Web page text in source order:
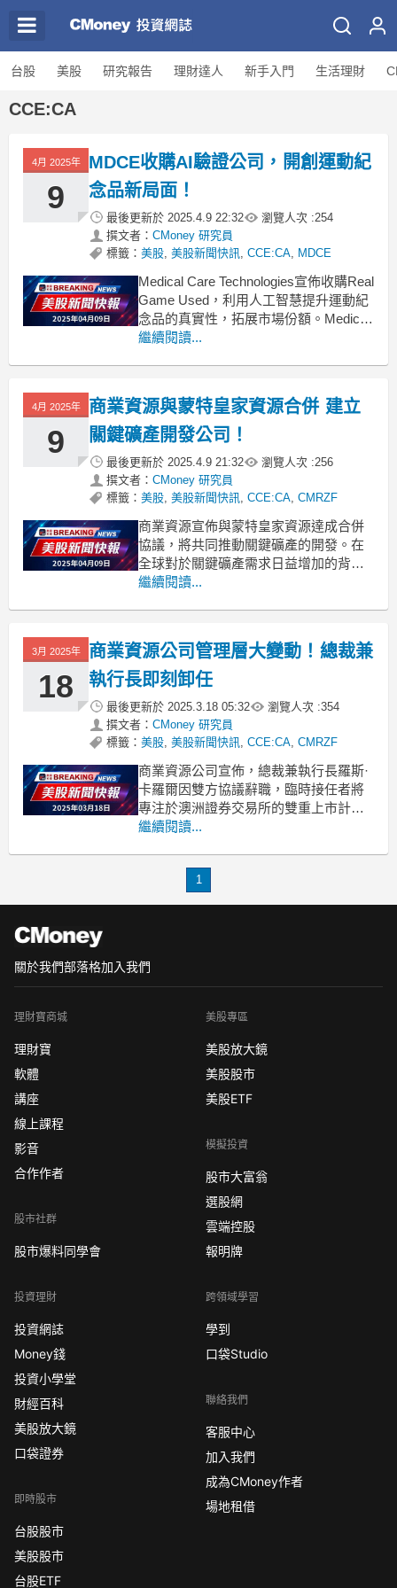
台股 美股 研究報告 理財達人 新手入門 生活理財
CCE:CA
4月 2025年
9
MDCE收購AI驗證公司，開創運動紀
念品新局面！
最後更新於 2025.4.9 22:32 瀏覽人次 :254
撰文者： CMoney 研究員
標籤： 美股, 美股新聞快訊, CCE:CA, MDCE
Medical Care Technologies宣佈收購Real
Game Used，利用人工智慧提升運動紀
念品的真實性，拓展市場份額。Medical
Care Technologies (MDCE) 在週三宣佈
Used（RGU）
繼續閱讀...
4月 2025年
9
商業資源與蒙特皇家資源合併 建立
關鍵礦產開發公司！
最後更新於 2025.4.9 21:32 瀏覽人次 :256
撰文者： CMoney 研究員
標籤： 美股, 美股新聞快訊, CCE:CA, CMRZF
商業資源宣佈與蒙特皇家資源達成合併
協議，將共同推動關鍵礦產的開發。在
全球對於關鍵礦產需求日益增加的背景
下，商業資源（Commerce
訂了最終安排協議，計劃進行企業合
併。根據該協議，蒙特皇家資源將收購
商業
繼續閱讀...
3月 2025年
18
商業資源公司管理層大變動！總裁兼
執行長即刻卸任
最後更新於 2025.3.18 05:32 瀏覽人次 :354
撰文者： CMoney 研究員
標籤： 美股, 美股新聞快訊, CCE:CA, CMRZF
商業資源公司宣佈，總裁兼執行長羅斯·
卡羅爾因雙方協議辭職，臨時接任者將
專注於澳洲證券交易所的雙重上市計
畫。商業資源公司（TSXV:CCE:CA）今
務。這一決定引發市場關注，因為該公
繼續閱讀...
1
關於我們部落格加入我們
理財寶商城
理財寶
軟體
講座
線上課程
影音
合作作者
股市社群
股市爆料同學會
投資理財
投資網誌
Money錢
投資小學堂
財經百科
美股放大鏡
口袋證券
即時股市
台股股市
美股股市
台股ETF
美股專區
美股放大鏡
美股股市
美股ETF
模擬投資
股市大富翁
選股網
雲端控股
報明牌
跨領域學習
學到
口袋Studio
聯絡我們
客服中心
加入我們
成為CMoney作者
場地租借